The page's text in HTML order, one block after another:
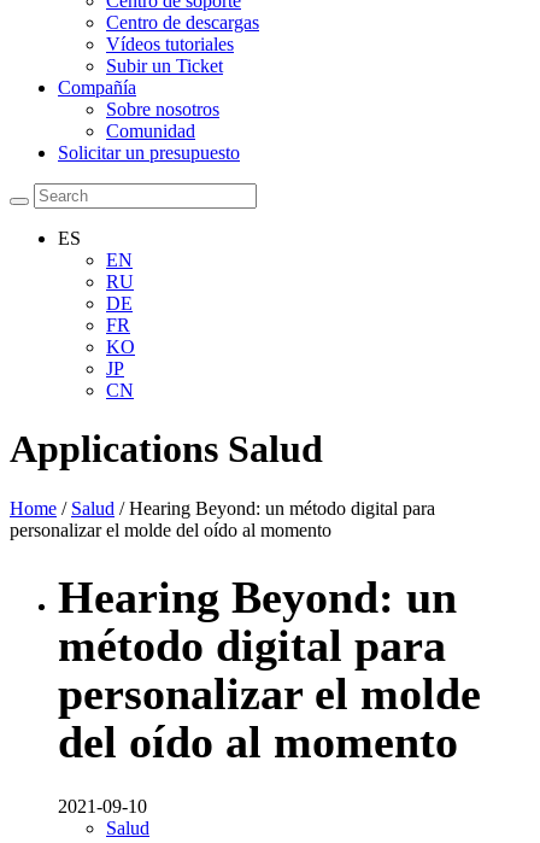
Centro de descargas
Vídeos tutoriales
Subir un Ticket
Compañía
Sobre nosotros
Comunidad
Solicitar un presupuesto
ES
EN
RU
DE
FR
KO
JP
CN
Applications Salud
Home / Salud / Hearing Beyond: un método digital para
personalizar el molde del oído al momento
Hearing Beyond: un
método digital para
personalizar el molde
del oído al momento
2021-09-10
Salud